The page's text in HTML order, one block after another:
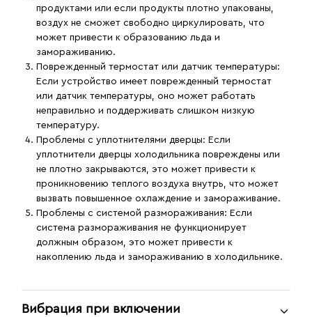
продуктами или если продукты плотно упакованы,
воздух не сможет свободно циркулировать, что
может привести к образованию льда и
замораживанию.
Поврежденный термостат или датчик температуры:
Если устройство имеет поврежденный термостат
или датчик температуры, оно может работать
неправильно и поддерживать слишком низкую
температуру.
Проблемы с уплотнителями дверцы: Если
уплотнители дверцы холодильника повреждены или
не плотно закрываются, это может привести к
проникновению теплого воздуха внутрь, что может
вызвать повышенное охлаждение и замораживание.
Проблемы с системой размораживания: Если
система размораживания не функционирует
должным образом, это может привести к
накоплению льда и замораживанию в холодильнике.
Вибрация при включении